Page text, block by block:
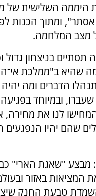
היממה השלישית
ומתוך הכנות
מצב המלחמה.
בניצחון גדול
שהיא ב"ממלכת
הדברים ומה
ובמיוחד
לנו את מחירה,
שהם יהיו הנפגעים
מבצע "שאגת הארי"
באזור
טבעת החנק